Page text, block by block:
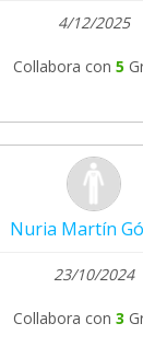
4/12/2025
Collabora con 5
Nuria Martín
23/10/2024
Collabora con 3